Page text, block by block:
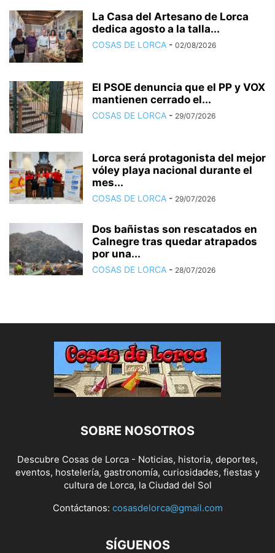
La Casa del Artesano de Lorca
dedica agosto a la talla...
COSAS DE LORCA - 02/08/2026
El PSOE denuncia que el PP y VOX
mantienen cerrado el...
COSAS DE LORCA - 29/07/2026
Lorca será protagonista del mejor
vóley playa nacional durante el
mes...
COSAS DE LORCA - 29/07/2026
Dos bañistas son rescatados en
Calnegre tras quedar atrapados
por una...
COSAS DE LORCA - 28/07/2026
SOBRE NOSOTROS
Descubre Cosas de Lorca - Noticias, historia, deportes,
eventos, hostelería, gastronomía, curiosidades, fiestas y
cultura de Lorca, la Ciudad del Sol
Contáctanos: cosasdelorca@gmail.com
SÍGUENOS